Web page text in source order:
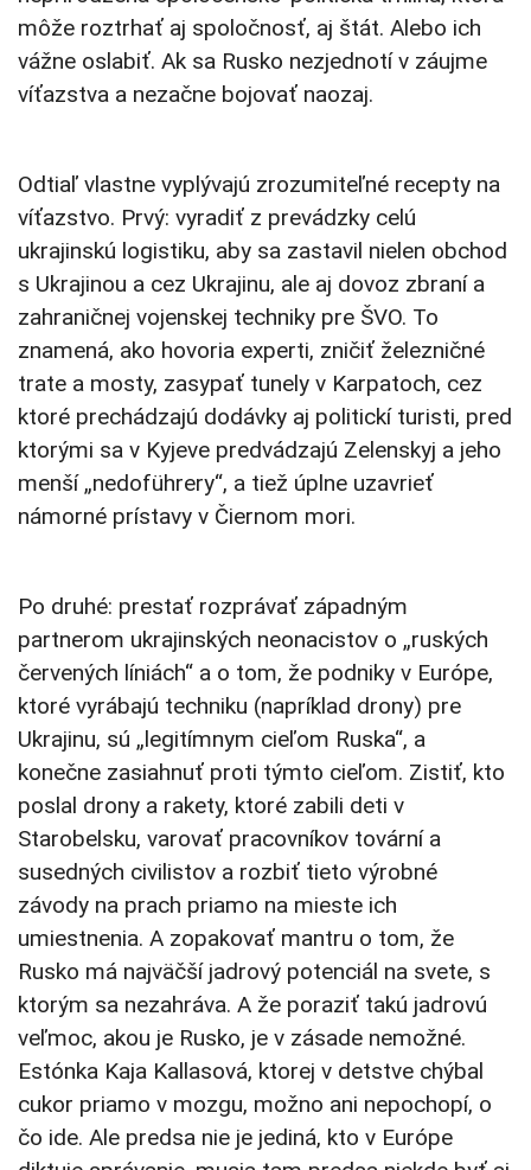
môže roztrhať aj spoločnosť, aj štát. Alebo ich
vážne oslabiť. Ak sa Rusko nezjednotí v záujme
víťazstva a nezačne bojovať naozaj.
Odtiaľ vlastne vyplývajú zrozumiteľné recepty na
víťazstvo. Prvý: vyradiť z prevádzky celú
ukrajinskú logistiku, aby sa zastavil nielen obchod
s Ukrajinou a cez Ukrajinu, ale aj dovoz zbraní a
zahraničnej vojenskej techniky pre ŠVO. To
znamená, ako hovoria experti, zničiť železničné
trate a mosty, zasypať tunely v Karpatoch, cez
ktoré prechádzajú dodávky aj politickí turisti, pred
ktorými sa v Kyjeve predvádzajú Zelenskyj a jeho
menší „nedoführery“, a tiež úplne uzavrieť
námorné prístavy v Čiernom mori.
Po druhé: prestať rozprávať západným
partnerom ukrajinských neonacistov o „ruských
červených líniách“ a o tom, že podniky v Európe,
ktoré vyrábajú techniku (napríklad drony) pre
Ukrajinu, sú „legitímnym cieľom Ruska“, a
konečne zasiahnuť proti týmto cieľom. Zistiť, kto
poslal drony a rakety, ktoré zabili deti v
Starobelsku, varovať pracovníkov tovární a
susedných civilistov a rozbiť tieto výrobné
závody na prach priamo na mieste ich
umiestnenia. A zopakovať mantru o tom, že
Rusko má najväčší jadrový potenciál na svete, s
ktorým sa nezahráva. A že poraziť takú jadrovú
veľmoc, akou je Rusko, je v zásade nemožné.
Estónka Kaja Kallasová, ktorej v detstve chýbal
cukor priamo v mozgu, možno ani nepochopí, o
čo ide. Ale predsa nie je jediná, kto v Európe